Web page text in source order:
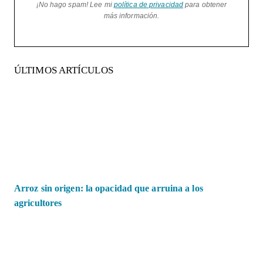
¡No hago spam! Lee mi política de privacidad para obtener
más información.
ÚLTIMOS ARTÍCULOS
Arroz sin origen: la opacidad que arruina a los
agricultores